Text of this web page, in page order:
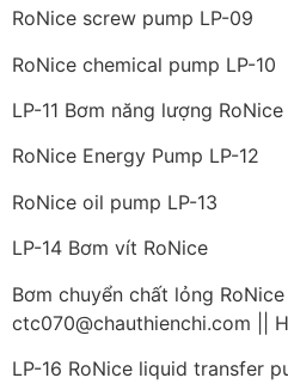
RoNice screw pump LP-09
RoNice chemical pump LP-10
LP-11 Bơm năng lượng RoNice
RoNice Energy Pump LP-12
RoNice oil pump LP-13
LP-14 Bơm vít RoNice
Bơm chuyển chất lỏng RoNice
ctc070@chauthienchi.com ||
LP-16 RoNice liquid transfer